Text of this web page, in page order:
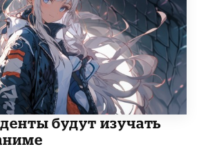
будут изучать